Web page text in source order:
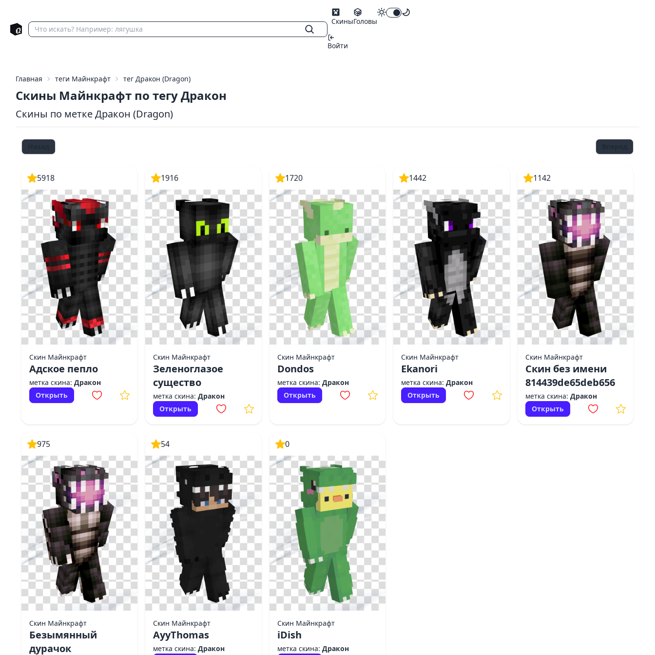
СкиныГоловы
Войти
Главная теги Майнкрафт тег Дракон (Dragon)
Скины Майнкрафт по тегу Дракон
Скины по метке Дракон (Dragon)
5918
Скин Майнкрафт
Адское пепло
метка скина: Дракон
Открыть
1916
Скин Майнкрафт
Зеленоглазое
существо
метка скина:Дракон
Открыть
1720
Скин Майнкрафт
Dondos
метка скина: Дракон
Открыть
1442
Скин Майнкрафт
Ekanori
метка скина:Дракон
Открыть
1142
Скин Майнкрафт
Скин без имени
814439de65deb656
метка скина: Дракон
Открыть
975
Скин Майнкрафт
Безымянный
дурачок
54
Скин Майнкрафт
AyyThomas
метка скина:Дракон
0
Скин Майнкрафт
iDish
метка скина: Дракон